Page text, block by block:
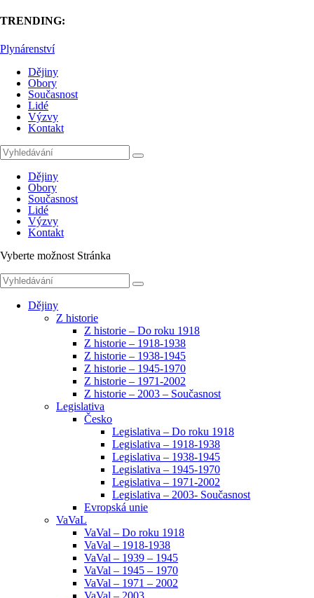
TRENDING:
Plynárenství
Dějiny
Obory
Současnost
Lidé
Výzvy
Kontakt
Dějiny
Obory
Současnost
Lidé
Výzvy
Kontakt
Vyberte možnost Stránka
Dějiny
Z historie
Z historie – Do roku 1918
Z historie – 1918-1938
Z historie – 1938-1945
Z historie – 1945-1970
Z historie – 1971-2002
Z historie – 2003 – Současnost
Legislativa
Česko
Legislativa – Do roku 1918
Legislativa – 1918-1938
Legislativa – 1938-1945
Legislativa – 1945-1970
Legislativa – 1971-2002
Legislativa – 2003- Současnost
Evropská unie
VaVaL
VaVal – Do roku 1918
VaVal – 1918-1938
VaVal – 1939 – 1945
VaVal – 1945 – 1970
VaVal – 1971 – 2002
VaVal – 2003